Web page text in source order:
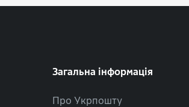
Загальна інформація
Про Укрпошту